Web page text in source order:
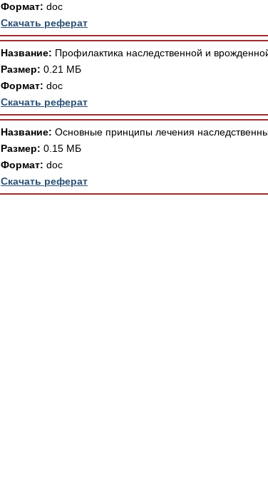
Формат: doc
Скачать реферат
Название: Профилактика наследственной и
Размер: 0.21 МБ
Формат: doc
Скачать реферат
Название: Основные принципы лечения
Размер: 0.15 МБ
Формат: doc
Скачать реферат